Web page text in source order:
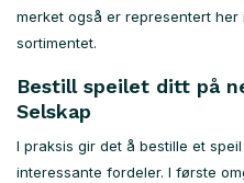
merket også er representert her
sortimentet.
Bestill speilet ditt på
Selskap
I praksis gir det å bestille et
interessante fordeler. I første